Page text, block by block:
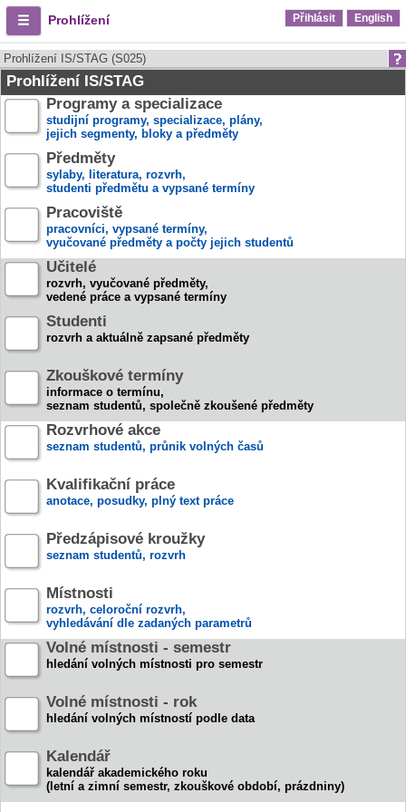
Prohlížení Přihlásit English
Prohlížení IS/STAG (S025)
Prohlížení IS/STAG
Programy a specializace
studijní programy, specializace, plány,
jejich segmenty, bloky a předměty
Předměty
sylaby, literatura, rozvrh,
studenti předmětu a vypsané termíny
Pracoviště
pracovníci, vypsané termíny,
vyučované předměty a počty jejich studentů
Učitelé
rozvrh, vyučované předměty,
vedené práce a vypsané termíny
Studenti
rozvrh a aktuálně zapsané předměty
Zkouškové termíny
informace o termínu,
seznam studentů, společně zkoušené předměty
Rozvrhové akce
seznam studentů, průnik volných časů
Kvalifikační práce
anotace, posudky, plný text práce
Předzápisové kroužky
seznam studentů, rozvrh
Místnosti
rozvrh, celoroční rozvrh,
vyhledávání dle zadaných parametrů
Volné místnosti - semestr
hledání volných místnosti pro semestr
Volné místnosti - rok
hledání volných místností podle data
Kalendář
kalendář akademického roku
(letní a zimní semestr, zkouškové období, prázdniny)